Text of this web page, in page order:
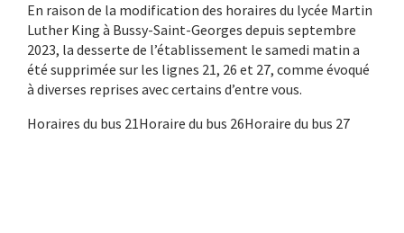
En raison de la modification des horaires du lycée Martin
Luther King à Bussy-Saint-Georges depuis septembre
2023, la desserte de l’établissement le samedi matin a
été supprimée sur les lignes 21, 26 et 27, comme évoqué
à diverses reprises avec certains d’entre vous.
Horaires du bus 21Horaire du bus 26Horaire du bus 27